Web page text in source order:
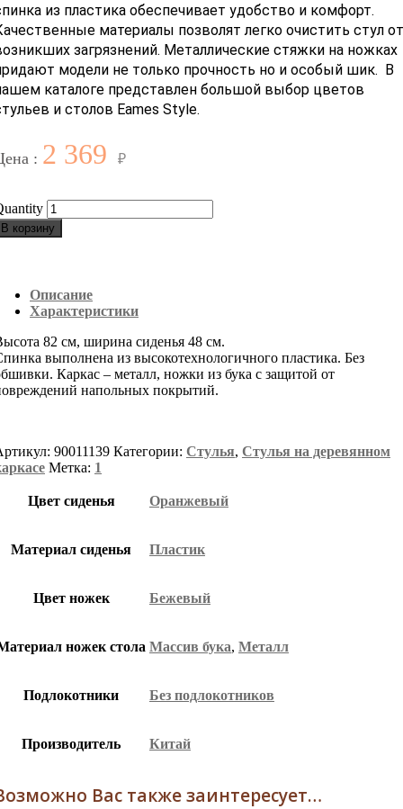
из пластика обеспечивает удобство и комфорт.
материалы позволят легко очистить стул от
загрязнений. Металлические стяжки на ножках
модели не только прочность но и особый шик. В
каталоге представлен большой выбор цветов
и столов Eames Style.
: 2 369 ₽
В корзину
Описание
Характеристики
82 см, ширина сиденья 48 см.
выполнена из высокотехнологичного пластика. Без
Каркас – металл, ножки из бука с защитой от
напольных покрытий.
90011139 Категории: Стулья, Стулья на деревянном
Метка: 1
Цвет сиденья Оранжевый
Материал сиденья Пластик
Цвет ножек Бежевый
ножек стола Массив бука, Металл
Подлокотники Без подлокотников
Производитель Китай
Вас также заинтересует…